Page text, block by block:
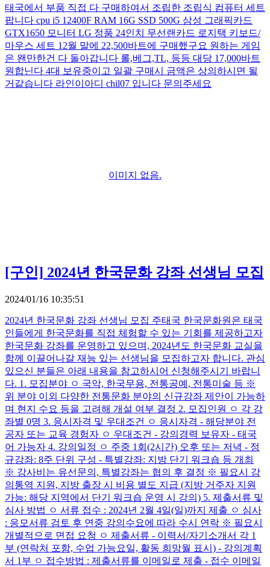
태국에서 부품 직접 다 구매하여서 조립한 조립식 컴퓨터 세트
팝니다 cpu i5 12400F RAM 16G SSD 500G 삼성 그래픽카드
GTX1650 모니터 LG 정품 24인치 무선랜카드 로지택 키보드/
마우스 세트 12월 말에 22,500바트에 구매했구요 원하는 게임
은 왠만한건 다 돌아갑니다 롤,베그,TL, 등등 대당 17,000바트
원합닌다 4대 보유중이고 일괄 구매시 금액은 상의하시면 될
거같습니다 라인이아디 chil07 입니다 문의주세요
이미지 없음.
[구인] 2024년 한국문화 강좌 선생님 모집
2024/01/16 10:35:51
2024년 한국문화 강좌 선생님 모집 주태국 한국문화원은 태국
인들에게 한국문화를 직접 체험할 수 있는 기회를 제공하고자
한국문화 강좌를 운영하고 있으며, 2024년도 한국문화 교실을
함께 이끌어나갈 재능 있는 선생님을 모집하고자 합니다. 관심
있으신 분들은 아래 내용을 참고하시어 신청해주시기 바랍니
다. 1. 모집분야 ㅇ 국악, 한국무용, 전통공예, 전통미술 등 ※
위 분야 이외 다양한 전통문화 분야의 신규강좌 제안이 가능하
며 현지 수요 등을 고려해 개설 여부 결정 2. 모집인원 ㅇ 각 강
좌별 0명 3. 응시자격 및 우대조건 ㅇ 응시자격 - 해당분야 전
공자 또는 교육 경험자 ㅇ 우대조건 - 강의경력 보유자 - 태국
어 가능자 4. 강의일정 ㅇ 주중 1회(2시간) 오후 또는 저녁 - 정
규강좌: 8주 단위 구성 - 특별강좌: 지방 단기 워크숍 등 개최
※ 강사비는 유선문의, 특별강좌는 협의 후 결정 ※ 필요시 강
의통역 지원, 지방 출장 시 비용 별도 지급 (지방 거주자 지원
가능: 해당 지역에서 단기 워크숍 운영 시 강의) 5. 제출서류 및
심사 방법 ㅇ 서류 접수 : 2024년 2월 4일(일)까지 제출 ㅇ 심사
: 응모서류 검토 후 연중 강의수요에 따라 수시 연락 ※ 필요시
개별적으로 면접 요청 ㅇ 제출서류 - 이력서/자기소개서 각 1
부 (연락처 포함, 수업 가능요일, 활동 희망월 표시) - 강의계획
서 1부 ㅇ 접수방법 : 제출서류를 이메일로 제출 - 접수 이메일